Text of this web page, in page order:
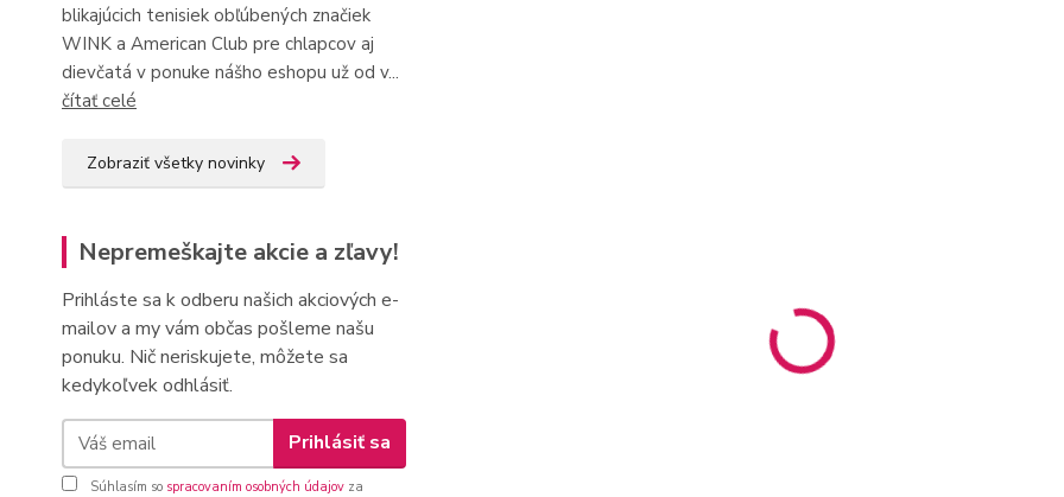
blikajúcich tenisiek obľúbených značiek
WINK a American Club pre chlapcov aj
dievčatá v ponuke nášho eshopu už od v...
čítať celé
Zobraziť všetky novinky
Nepremeškajte akcie a zľavy!
Prihláste sa k odberu našich akciových e-
mailov a my vám občas pošleme našu
ponuku. Nič neriskujete, môžete sa
kedykoľvek odhlásiť.
Prihlásiť sa
Súhlasím so spracovaním osobných údajov za